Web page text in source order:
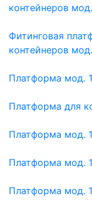
контейнеров
Фитинговая
контейнеров
Платформа мод.
Платформа для
Платформа мод.
Платформа мод.
Платформа мод.